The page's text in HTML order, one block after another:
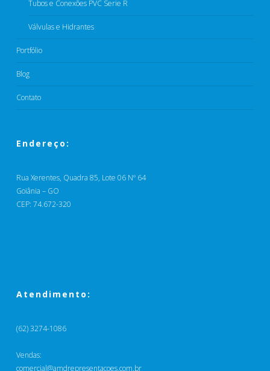
Tubos e Conexões PVC Serie R​
Válvulas e Hidrantes​
Portfólio
Blog
Contato
Endereço:
Rua Xerentes, Quadra 85, Lote 06 Nº 64
Goiânia – GO
CEP: 74.672-320
Atendimento:
(62) 3274-1086
Vendas:
comercial@amdrepresentacoes.com.br